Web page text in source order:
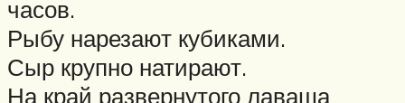
часов.
Рыбу нарезают кубиками.
Сыр крупно натирают.
На край развернутого лаваша